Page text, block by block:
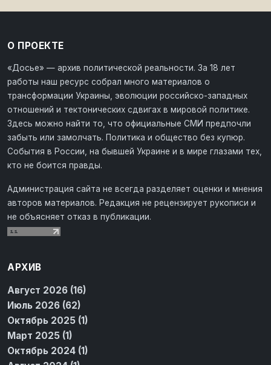
О ПРОЕКТЕ
«Досье» — архив политической реальности. За 18 лет
работы наш ресурс собрал много материалов о
трансформации Украины, эволюции российско-западных
отношений и тектонических сдвигах в мировой политике.
Здесь можно найти то, что официальные СМИ предпочли
забыть или замолчать. Политика и общество без купюр.
События в России, на бывшей Украине и в мире глазами тех,
кто не боится правды.
Администрация сайта не всегда разделяет оценки и мнения
авторов материалов. Редакция не рецензирует рукописи и
не объясняет отказ в публикации.
АРХИВ
Август 2026 (16)
Июль 2026 (62)
Октябрь 2025 (1)
Март 2025 (1)
Октябрь 2024 (1)